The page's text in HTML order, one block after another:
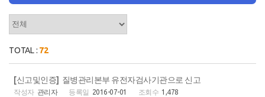
TOTAL : 72
[신고및인증] 질병관리본부 유전자검사기관으로 신고
관리자 2016-07-01 1,478